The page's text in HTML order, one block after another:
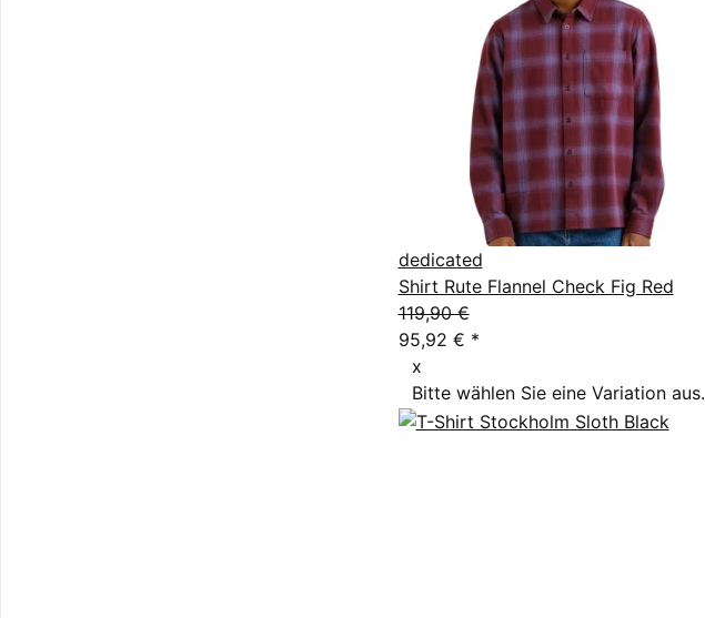
dedicated
Shirt Rute Flannel Check Fig Red
119,90 €
95,92 € *
x
Bitte wählen Sie eine Variation aus.